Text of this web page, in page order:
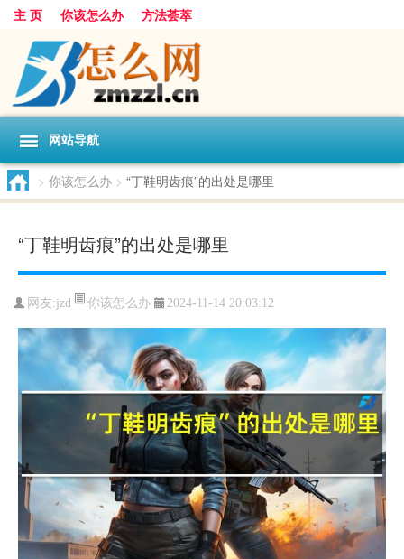
主 页 你该怎么办 方法荟萃
网站导航
> 你该怎么办 > “丁鞋明齿痕”的出处是哪里
“丁鞋明齿痕”的出处是哪里
网友:jzd 你该怎么办 2024-11-14 20:03:12